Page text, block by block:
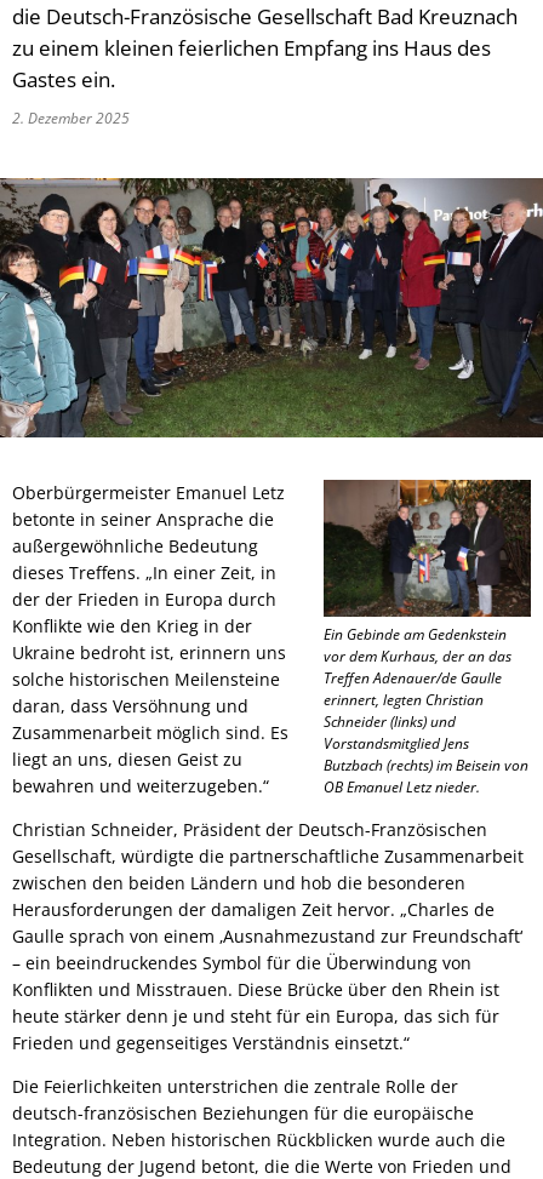
die Deutsch-Französische Gesellschaft Bad Kreuznach
zu einem kleinen feierlichen Empfang ins Haus des
Gastes ein.
2. Dezember 2025
Ein Gebinde am Gedenkstein
vor dem Kurhaus, der an das
Treffen Adenauer/de Gaulle
erinnert, legten Christian
Schneider (links) und
Vorstandsmitglied Jens
Butzbach (rechts) im Beisein von
OB Emanuel Letz nieder.
Oberbürgermeister Emanuel Letz
betonte in seiner Ansprache die
außergewöhnliche Bedeutung
dieses Treffens. „In einer Zeit, in
der der Frieden in Europa durch
Konflikte wie den Krieg in der
Ukraine bedroht ist, erinnern uns
solche historischen Meilensteine
daran, dass Versöhnung und
Zusammenarbeit möglich sind. Es
liegt an uns, diesen Geist zu
bewahren und weiterzugeben.“
Christian Schneider, Präsident der Deutsch-Französischen
Gesellschaft, würdigte die partnerschaftliche Zusammenarbeit
zwischen den beiden Ländern und hob die besonderen
Herausforderungen der damaligen Zeit hervor. „Charles de
Gaulle sprach von einem ‚Ausnahmezustand zur Freundschaft‘
– ein beeindruckendes Symbol für die Überwindung von
Konflikten und Misstrauen. Diese Brücke über den Rhein ist
heute stärker denn je und steht für ein Europa, das sich für
Frieden und gegenseitiges Verständnis einsetzt.“
Die Feierlichkeiten unterstrichen die zentrale Rolle der
deutsch-französischen Beziehungen für die europäische
Integration. Neben historischen Rückblicken wurde auch die
Bedeutung der Jugend betont, die die Werte von Frieden und